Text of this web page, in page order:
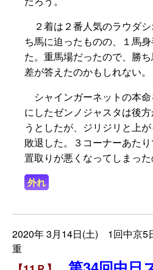
２着は２番人気のラウダ
ち馬に迫ったものの、１馬
た。重馬場だったので、勝
差が答えたのかもしれない。
シャインガーネットの本
にしたゼンノジャスタは後
うとしたが、ジリジリと上
敗退した。３コーナーあた
置取りが悪くなってしまった
外れ
2020年 3月14日(土) 1回中京
重